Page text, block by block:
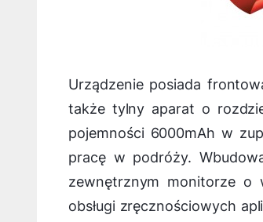
Urządzenie posiada
także tylny aparat o
pojemności 6000mAh w
pracę w podróży.
zewnętrznym monitorze o
obsługi zręcznościowych